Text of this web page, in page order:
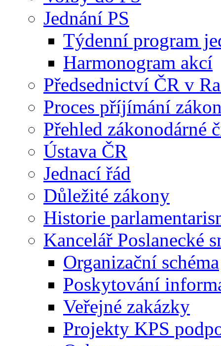
Jednání PS
Týdenní program
Harmonogram akcí
Předsednictví ČR v
Proces příjímání
Přehled zákonodárné
Ústava ČR
Jednací řád
Důležité zákony
Historie
Kancelář Poslanecké
Organizační schéma
Poskytování
Veřejné zakázky
Projekty KPS